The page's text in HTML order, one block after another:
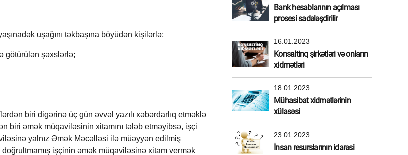
uşağını təkbaşına böyüdən kişilərlə;
götürülən şəxslərlə;
biri digərinə üç gün əvvəl yazılı xəbərdarlıq etməklə
biri əmək müqaviləsinin xitamını tələb etməyibsə, işçi
yalnız Əmək Məcəlləsi ilə müəyyən edilmiş
işçinin əmək müqaviləsinə xitam vermək
Bank hesablarının açılması
prosesi sadələşdirilir
16.01.2023
Konsaltinq şirkətləri və onların
xidmətləri
18.01.2023
Mühasibat xidmətlərinin
xülasəsi
23.01.2023
İnsan resurslarının idarəsi